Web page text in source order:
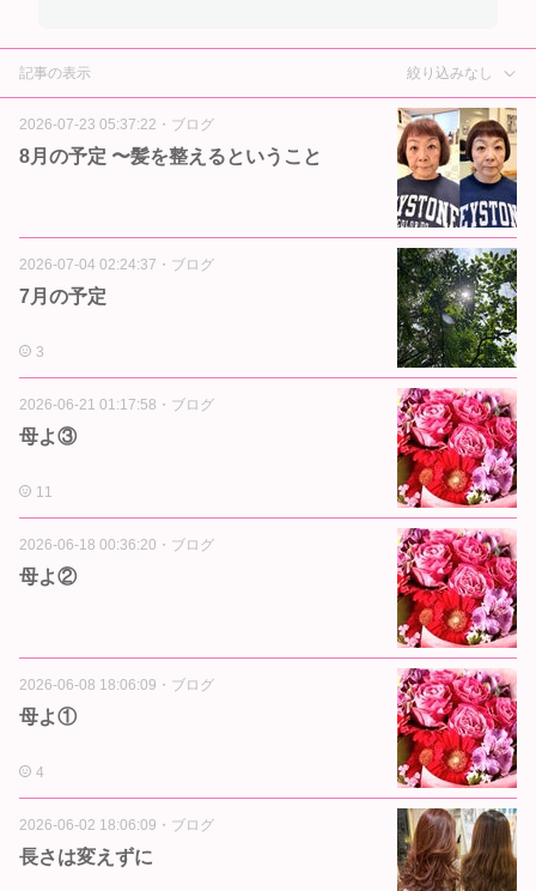
記事の表示 絞り込みなし
2026-07-23 05:37:22 ・ ブログ
8月の予定 〜髪を整えるということ
2026-07-04 02:24:37 ・ ブログ
7月の予定
3
2026-06-21 01:17:58 ・ ブログ
母よ③
11
2026-06-18 00:36:20 ・ ブログ
母よ②
2026-06-08 18:06:09 ・ ブログ
母よ①
4
2026-06-02 18:06:09 ・ ブログ
長さは変えずに